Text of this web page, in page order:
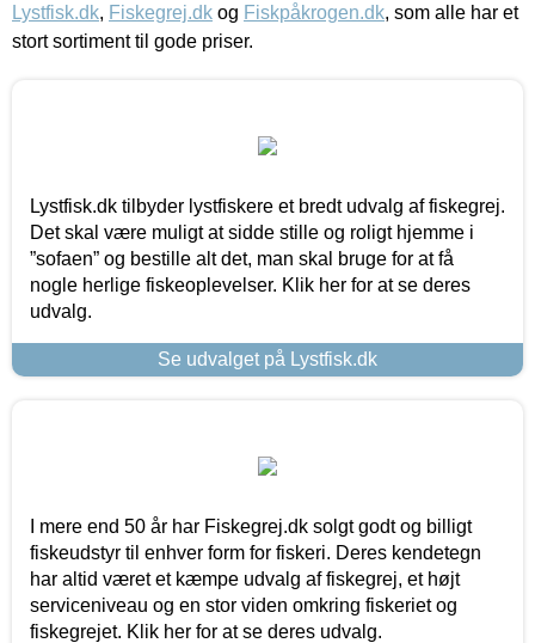
Lystfisk.dk, Fiskegrej.dk og Fiskpåkrogen.dk, som alle har et
stort sortiment til gode priser.
Lystfisk.dk tilbyder lystfiskere et bredt udvalg af fiskegrej.
Det skal være muligt at sidde stille og roligt hjemme i
”sofaen” og bestille alt det, man skal bruge for at få
nogle herlige fiskeoplevelser. Klik her for at se deres
udvalg.
Se udvalget på Lystfisk.dk
I mere end 50 år har Fiskegrej.dk solgt godt og billigt
fiskeudstyr til enhver form for fiskeri. Deres kendetegn
har altid været et kæmpe udvalg af fiskegrej, et højt
serviceniveau og en stor viden omkring fiskeriet og
fiskegrejet. Klik her for at se deres udvalg.